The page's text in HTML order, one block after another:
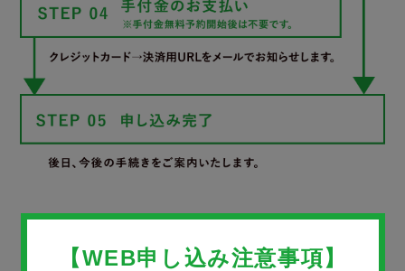
WEB申し込みフォーム
【WEB申し込み注意事項】